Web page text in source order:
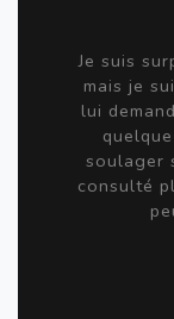
Je suis
mais je
lui
soulager
consulté